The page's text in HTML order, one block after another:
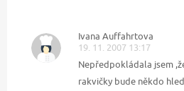
Ivana Auffahrtova
19. 11. 2007 13:17
Nepředpokládala jsem
rakvičky bude někdo